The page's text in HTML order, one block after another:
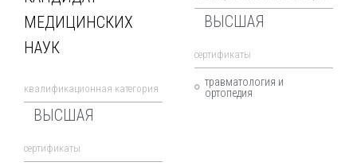
МЕДИЦИНСКИХ
НАУК
квалификационная категория
ВЫСШАЯ
cертификаты
ВЫСШАЯ
cертификаты
травматология и
ортопедия